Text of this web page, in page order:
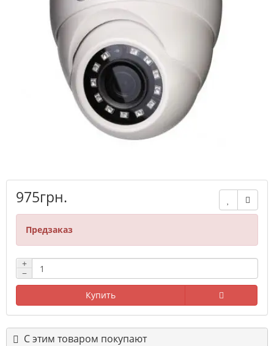
975грн.
Предзаказ
+
−
Купить
С этим товаром покупают